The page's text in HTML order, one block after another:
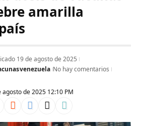
amarilla
de 2025 12:10 PM
19 de agosto de 2025
venezuela No hay comentarios